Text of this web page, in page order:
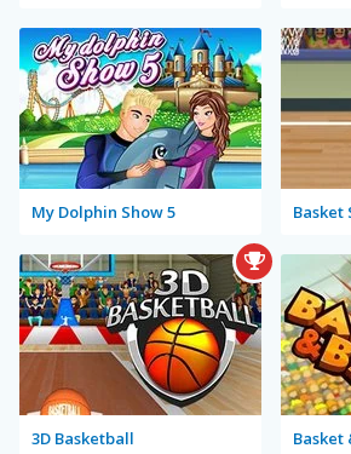
My Dolphin Show 5 Basket
3D Basketball Basket